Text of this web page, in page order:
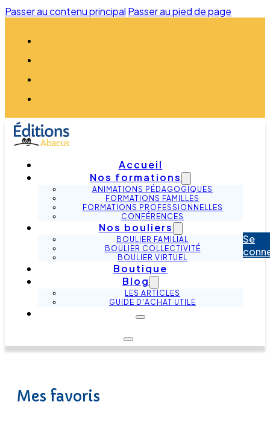
Passer au contenu principal Passer au pied de page
Accueil
Nos formations
ANIMATIONS PÉDAGOGIQUES
FORMATIONS FAMILLES
FORMATIONS PROFESSIONNELLES
CONFÉRENCES
Nos bouliers
BOULIER FAMILIAL
BOULIER COLLECTIVITÉ
BOULIER VIRTUEL
Boutique
Blog
LES ARTICLES
GUIDE D'ACHAT UTILE
Se
Mes favoris